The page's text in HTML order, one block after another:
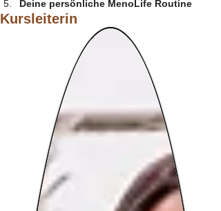
Deine persönliche MenoLife Routine
Kursleiterin